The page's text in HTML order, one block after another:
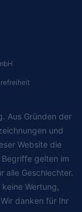
Aus Gründen der
und
Website die
gelten im
alle Geschlechter.
Wertung,
danken für Ihr